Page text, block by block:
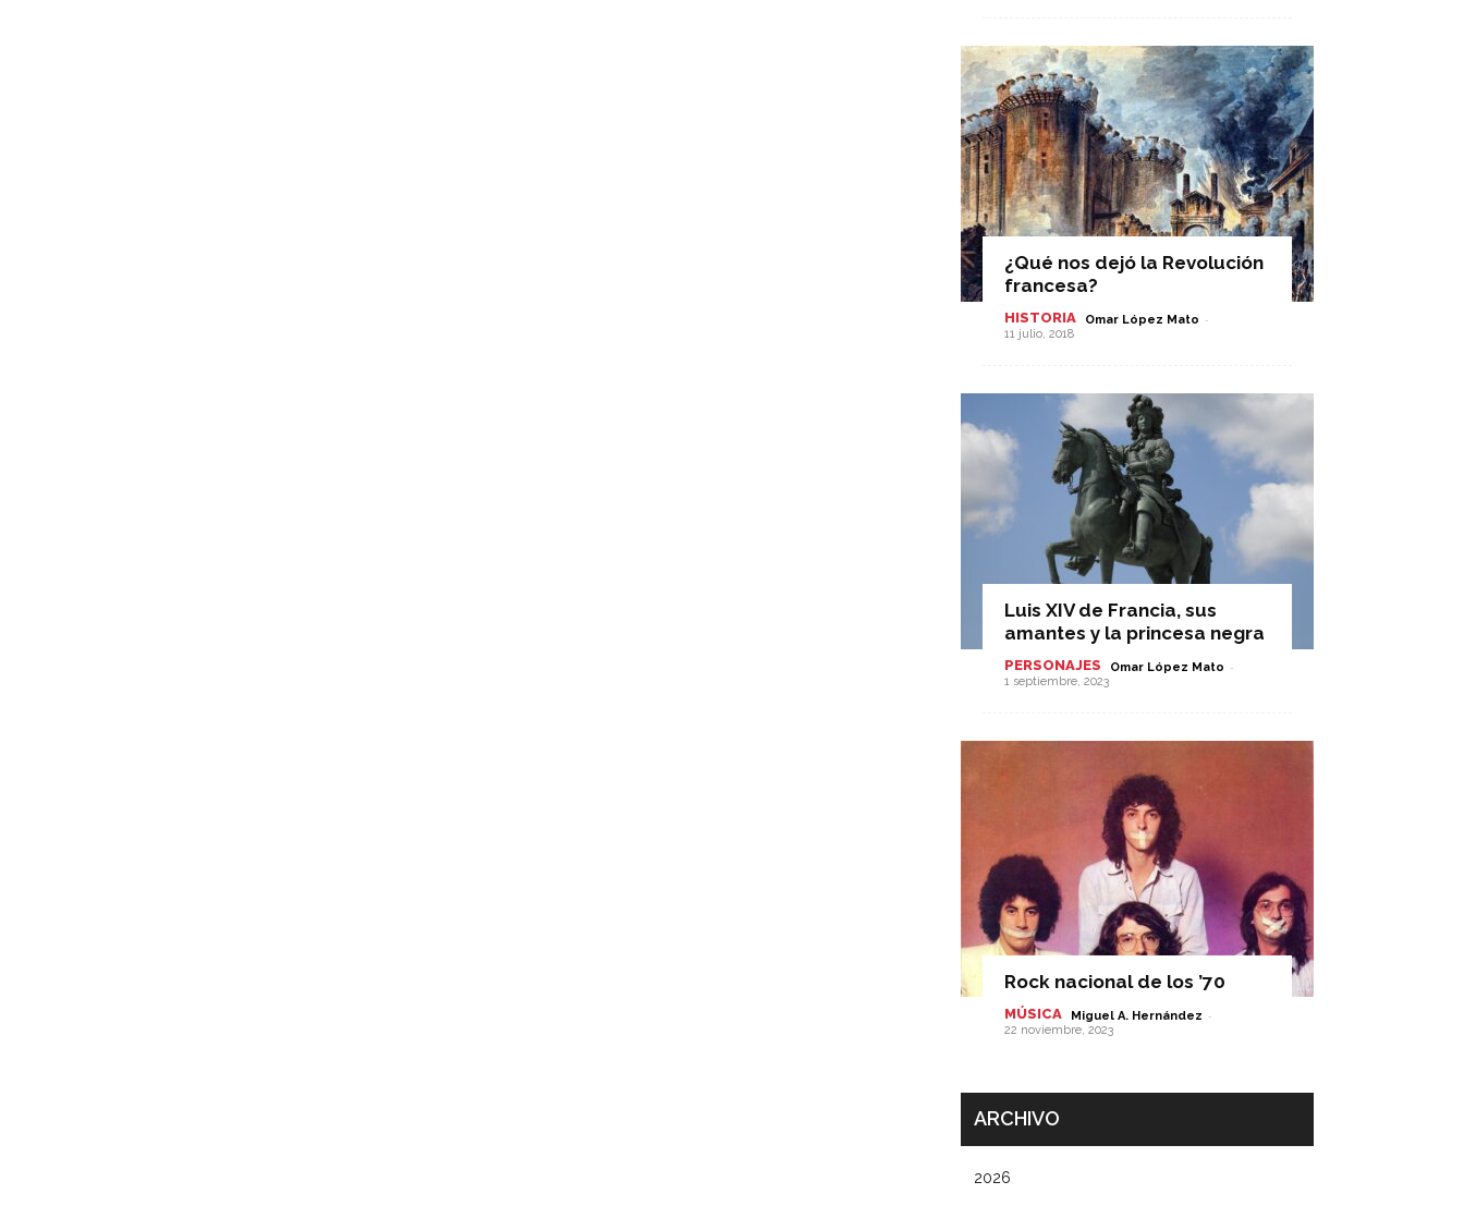
¿Qué nos dejó la Revolución
francesa?
HISTORIA Omar López Mato -
11 julio, 2018
Luis XIV de Francia, sus
amantes y la princesa negra
PERSONAJES Omar López Mato -
1 septiembre, 2023
Rock nacional de los ’70
MÚSICA Miguel A. Hernández -
22 noviembre, 2023
ARCHIVO
2026